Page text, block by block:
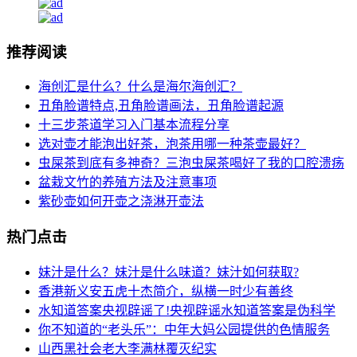
推荐阅读
海创汇是什么？什么是海尔海创汇？
丑角脸谱特点,丑角脸谱画法，丑角脸谱起源
十三步茶道学习入门基本流程分享
选对壶才能泡出好茶，泡茶用哪一种茶壶最好？
虫屎茶到底有多神奇？三泡虫屎茶喝好了我的口腔溃疡
盆栽文竹的养殖方法及注意事项
紫砂壶如何开壶之浇淋开壶法
热门点击
妹汁是什么？妹汁是什么味道？妹汁如何获取?
香港新义安五虎十杰简介，纵横一时少有善终
水知道答案央视辟谣了!央视辟谣水知道答案是伪科学
你不知道的“老头乐”：中年大妈公园提供的色情服务
山西黑社会老大李满林覆灭纪实